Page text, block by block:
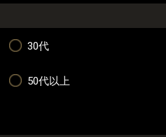
30代
50代以上